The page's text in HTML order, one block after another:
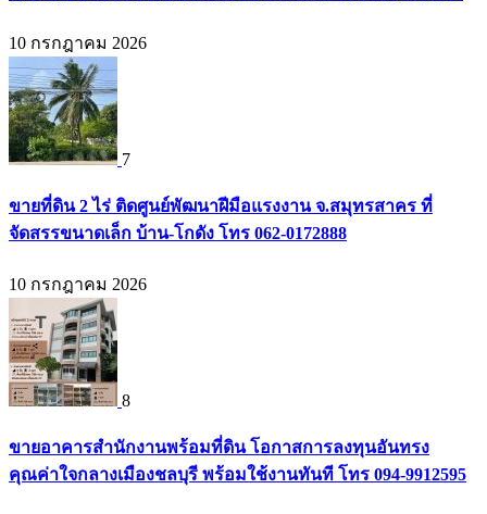
10 กรกฎาคม 2026
7
ขายที่ดิน 2 ไร่ ติดศูนย์พัฒนาฝีมือแรงงาน จ.สมุทรสาคร ที่
จัดสรรขนาดเล็ก บ้าน-โกดัง โทร 062-0172888
10 กรกฎาคม 2026
8
ขายอาคารสำนักงานพร้อมที่ดิน โอกาสการลงทุนอันทรง
คุณค่าใจกลางเมืองชลบุรี พร้อมใช้งานทันที โทร 094-9912595